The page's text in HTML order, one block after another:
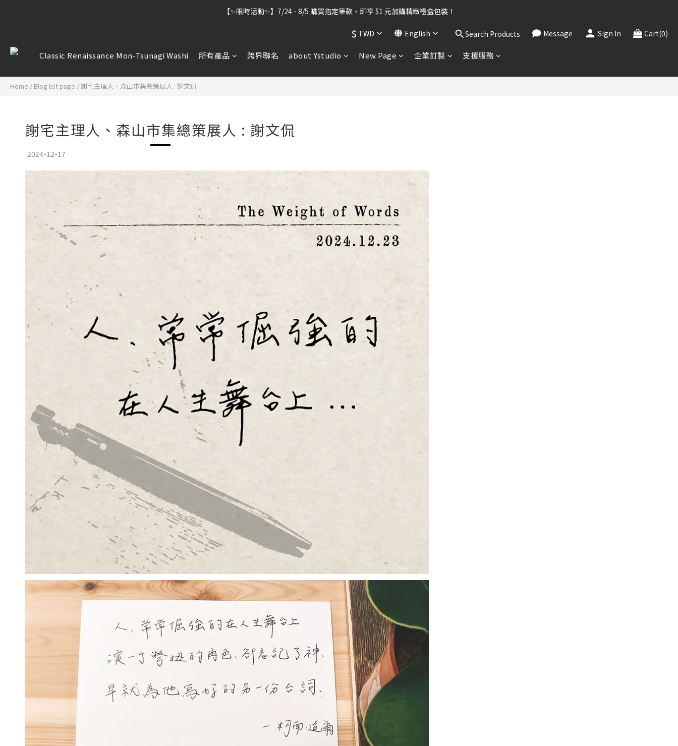
【雷雕訂單出貨暫停】7/30–8/7 進行機器維護，期間「含雷雕之訂單」將暫停出貨，敬請見諒。
【✨限時活動✨】7/24 - 8/5 購買指定筆款，即享 $1 元加購精緻禮盒包裝！
【雷雕訂單出貨暫停】7/30–8/7 進行機器維護，期間「含雷雕之訂單」將暫停出貨，敬請見諒。
$ TWD English Search Products Message Sign In Cart(0)
Classic Renaissance Mon-Tsunagi Washi 所有產品 跨界聯名 about Ystudio New Page 企業訂製 支援服務
Home / Blog list page /謝宅主理人、森山市集總策展人 : 謝文侃
謝宅主理人、森山市集總策展人 : 謝文侃
2024-12-17